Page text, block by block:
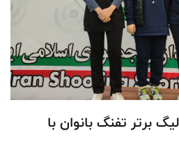
برتر تفنگ بانوان با